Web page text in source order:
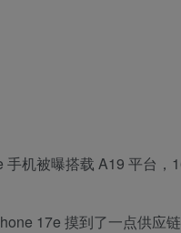
机被曝搭载 A19 平台，
17e 摸到了一点供应